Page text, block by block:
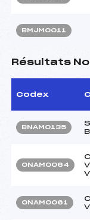
BMJM0011
Résultats
Codex
BNAM0135
ONAM0064
ONAM0061